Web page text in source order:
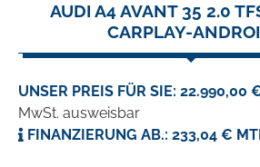
AUDI A4 AVANT 35 2.0
CARPLAY-
UNSER PREIS FÜR SIE: 22.990,00
MwSt. ausweisbar
FINANZIERUNG AB.: 233,04 €